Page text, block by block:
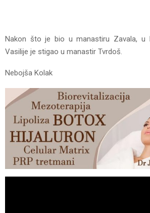
Nakon što je bio u manastiru Zavala, u
Vasilije je stigao u manastir Tvrdoš.
Nebojša Kolak